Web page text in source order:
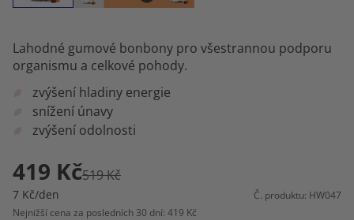
Lahodné gumové bonbony pro všestrannou podporu
organismu a celkové pohody.
zvýšení hladiny energie
snížení únavy
zvýšení odolnosti
419 Kč519 Kč
7 Kč/den
Č. produktu: HW047
Nejnižší cena za posledních 30 dní: 419 Kč